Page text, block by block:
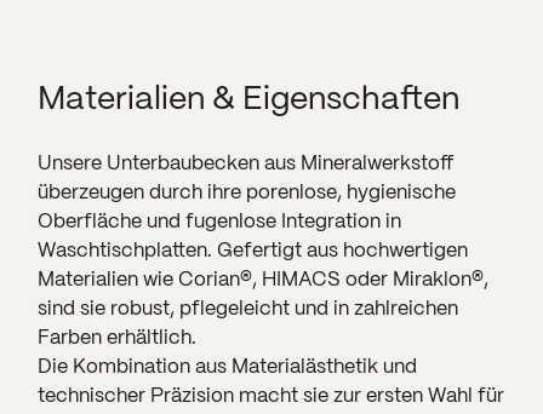
Materialien & Eigenschaften
Unsere Unterbaubecken aus Mineralwerkstoff
überzeugen durch ihre porenlose, hygienische
Oberfläche und fugenlose Integration in
Waschtischplatten. Gefertigt aus hochwertigen
Materialien wie Corian®, HIMACS oder Miraklon®,
sind sie robust, pflegeleicht und in zahlreichen
Farben erhältlich.
Die Kombination aus Materialästhetik und
technischer Präzision macht sie zur ersten Wahl für